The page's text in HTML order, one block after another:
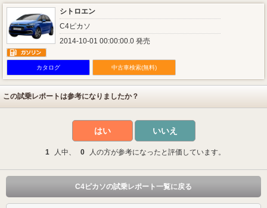
シトロエン
C4ピカソ
2014-10-01 00:00:00.0 発売
カタログ 中古車検索(無料)
この試乗レポートは参考になりましたか？
はい いいえ
1 人中、 0 人の方が参考になったと評価しています。
C4ピカソの試乗レポート一覧に戻る